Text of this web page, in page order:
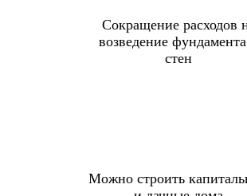
Сокращение расходов
возведение
стен
Можно строить